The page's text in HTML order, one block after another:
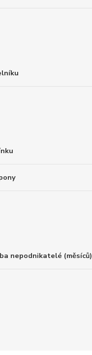
nepodnikatelé (měsíců)